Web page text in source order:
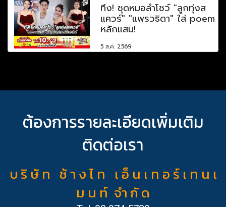
ทึ่ง! ชุดหมอลำโชว์ "ลูกทุ่งส
แควร์" "แพรวธิดา" ใส่ poem
หลักแสน!
5 ส.ค. 2569
ต้องการรายละเอียดเพิ่มเติม
ติดต่อเรา
บ ริ ษั ท ช้ า ง ไ ท เ อ็ น เ ท อ ร์ เ ท น เ
ม น ท์ จำ กั ด